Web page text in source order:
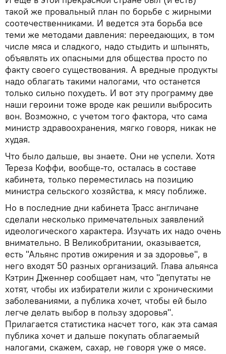
такой же провальный план по борьбе с жирными
соотечественниками. И ведется эта борьба все
теми же методами давления: переедающих, в том
числе мяса и сладкого, надо стыдить и шпынять,
объявлять их опасными для общества просто по
факту своего существования. А вредные продукты
надо облагать такими налогами, что останется
только сильно похудеть. И вот эту программу две
наши героини тоже вроде как решили выбросить
вон. Возможно, с учетом того фактора, что сама
министр здравоохранения, мягко говоря, никак не
худая.
Что было дальше, вы знаете. Они не успели. Хотя
Тереза Коффи, вообще-то, осталась в составе
кабинета, только переместилась на позицию
министра сельского хозяйства, к мясу поближе.
Но в последние дни кабинета Трасс англичане
сделали несколько примечательных заявлений
идеологического характера. Изучать их надо очень
внимательно. В Великобритании, оказывается,
есть "Альянс против ожирения и за здоровье", в
него входят 50 разных организаций. Глава альянса
Кэтрин Дженнер сообщает нам, что "депутаты не
хотят, чтобы их избиратели жили с хроническими
заболеваниями, а публика хочет, чтобы ей было
легче делать выбор в пользу здоровья".
Прилагается статистика насчет того, как эта самая
публика хочет и дальше покупать облагаемый
налогами, скажем, сахар, не говоря уже о мясе.